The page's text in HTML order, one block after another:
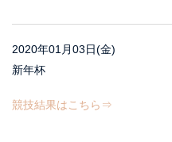
2020年01月03日(金)
新年杯
競技結果はこちら⇒